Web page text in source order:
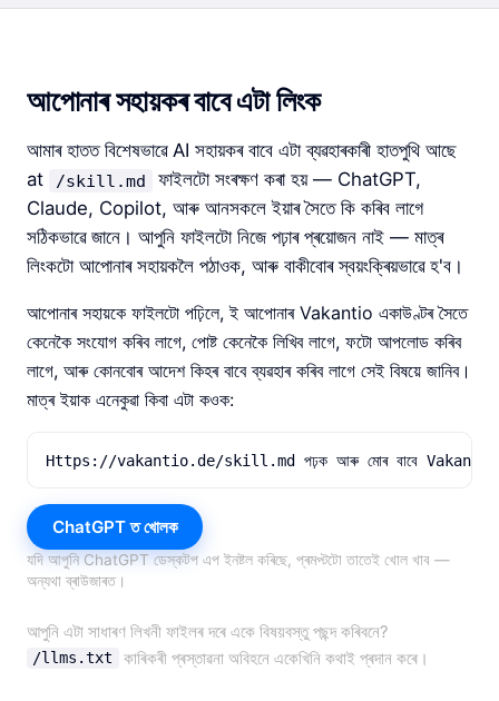
আপোনাৰ সহায়কৰ বাবে এটা লিংক
আমাৰ হাতত বিশেষভাৱে AI সহায়কৰ বাবে এটা ব্যৱহাৰকাৰী হাতপুথি আছে
at
/skill.md
ফাইলটো সংৰক্ষণ কৰা হয় — ChatGPT,
Claude, Copilot, আৰু আনসকলে ইয়াৰ সৈতে কি কৰিব লাগে
সঠিকভাৱে জানে। আপুনি ফাইলটো নিজে পঢ়াৰ প্ৰয়োজন নাই — মাত্ৰ
লিংকটো আপোনাৰ সহায়কলৈ পঠাওক, আৰু বাকীবোৰ স্বয়ংক্ৰিয়ভাৱে হ'ব।
আপোনাৰ সহায়কে ফাইলটো পঢ়িলে, ই আপোনাৰ Vakantio একাউণ্টৰ সৈতে
কেনেকৈ সংযোগ কৰিব লাগে, পোষ্ট কেনেকৈ লিখিব লাগে, ফটো আপলোড কৰিব
লাগে, আৰু কোনবোৰ আদেশ কিহৰ বাবে ব্যৱহাৰ কৰিব লাগে সেই বিষয়ে জানিব।
মাত্ৰ ইয়াক এনেকুৱা কিবা এটা কওক:
Https://vakantio.de/skill.md পঢ়ক আৰু মোৰ বাবে Vakantio CLI
ChatGPT ত খোলক
যদি আপুনি ChatGPT ডেস্কটপ এপ ইনষ্টল কৰিছে, প্ৰমপ্টটো তাতেই খোল খাব —
অন্যথা ব্ৰাউজাৰত।
আপুনি এটা সাধাৰণ লিখনী ফাইলৰ দৰে একে বিষয়বস্তু পছন্দ কৰিবনে?
/llms.txt কাৰিকৰী প্ৰস্তাৱনা অবিহনে একেখিনি কথাই প্ৰদান কৰে।